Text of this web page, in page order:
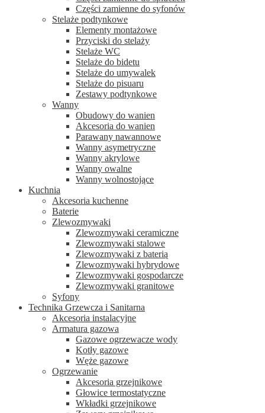
Części zamienne do syfonów
Stelaże podtynkowe
Elementy montażowe
Przyciski do stelaży
Stelaże WC
Stelaże do bidetu
Stelaże do umywalek
Stelaże do pisuaru
Zestawy podtynkowe
Wanny
Obudowy do wanien
Akcesoria do wanien
Parawany nawannowe
Wanny asymetryczne
Wanny akrylowe
Wanny owalne
Wanny wolnostojące
Kuchnia
Akcesoria kuchenne
Baterie
Zlewozmywaki
Zlewozmywaki ceramiczne
Zlewozmywaki stalowe
Zlewozmywaki z baterią
Zlewozmywaki hybrydowe
Zlewozmywaki gospodarcze
Zlewozmywaki granitowe
Syfony
Technika Grzewcza i Sanitarna
Akcesoria instalacyjne
Armatura gazowa
Gazowe ogrzewacze wody
Kotły gazowe
Węże gazowe
Ogrzewanie
Akcesoria grzejnikowe
Głowice termostatyczne
Wkładki grzejnikowe